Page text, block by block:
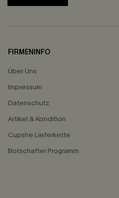
FIRMENINFO
Über Uns
Impressum
Datenschutz
Artikel & Kondition
Cupshe Lieferkette
Botschafter Programm